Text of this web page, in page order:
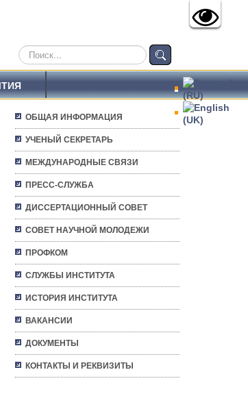
Искать...
ОБЩАЯ ИНФОРМАЦИЯ
УЧЕНЫЙ СЕКРЕТАРЬ
МЕЖДУНАРОДНЫЕ СВЯЗИ
ПРЕСС-СЛУЖБА
ДИССЕРТАЦИОННЫЙ СОВЕТ
СОВЕТ НАУЧНОЙ МОЛОДЕЖИ
ПРОФКОМ
СЛУЖБЫ ИНСТИТУТА
ИСТОРИЯ ИНСТИТУТА
ВАКАНСИИ
ДОКУМЕНТЫ
КОНТАКТЫ И РЕКВИЗИТЫ